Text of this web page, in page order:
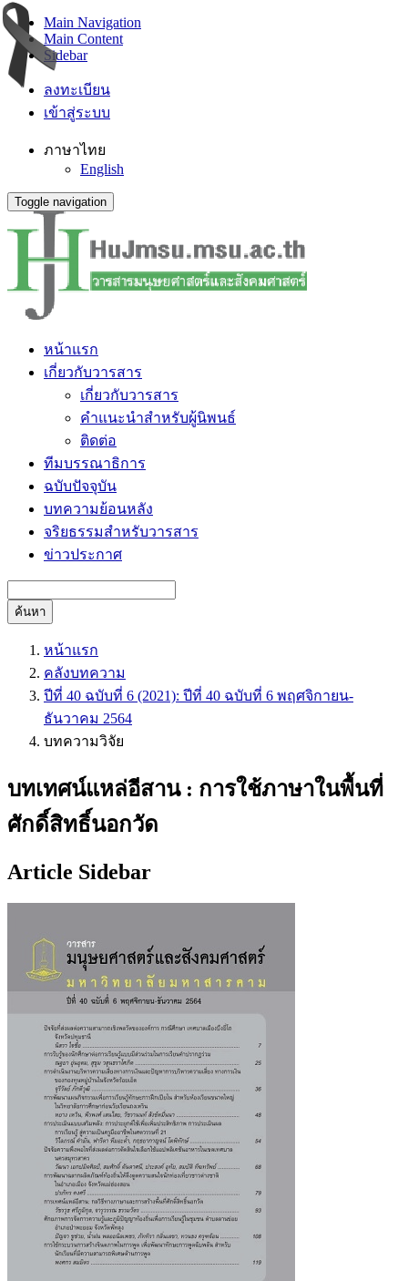
Main Navigation
Main Content
Sidebar
ลงทะเบียน
เข้าสู่ระบบ
ภาษาไทย
English
Toggle navigation
หน้าแรก
เกี่ยวกับวารสาร
เกี่ยวกับวารสาร
คำแนะนำสำหรับผู้นิพนธ์
ติดต่อ
ทีมบรรณาธิการ
ฉบับปัจจุบัน
บทความย้อนหลัง
จริยธรรมสำหรับวารสาร
ข่าวประกาศ
ค้นหา
หน้าแรก
คลังบทความ
ปีที่ 40 ฉบับที่ 6 (2021): ปีที่ 40 ฉบับที่ 6 พฤศจิกายน-
ธันวาคม 2564
บทความวิจัย
บทเทศน์แหล่อีสาน : การใช้ภาษาในพื้นที่
ศักดิ์สิทธิ์นอกวัด
Article Sidebar